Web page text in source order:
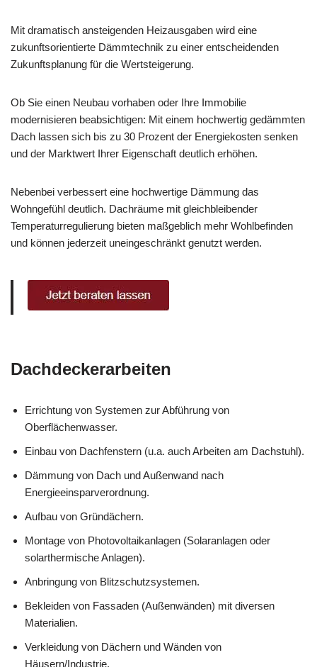
Mit dramatisch ansteigenden Heizausgaben wird eine
zukunftsorientierte Dämmtechnik zu einer entscheidenden
Zukunftsplanung für die Wertsteigerung.
Ob Sie einen Neubau vorhaben oder Ihre Immobilie
modernisieren beabsichtigen: Mit einem hochwertig gedämmten
Dach lassen sich bis zu 30 Prozent der Energiekosten senken
und der Marktwert Ihrer Eigenschaft deutlich erhöhen.
Nebenbei verbessert eine hochwertige Dämmung das
Wohngefühl deutlich. Dachräume mit gleichbleibender
Temperaturregulierung bieten maßgeblich mehr Wohlbefinden
und können jederzeit uneingeschränkt genutzt werden.
Dachdeckerarbeiten
Errichtung von Systemen zur Abführung von
Oberflächenwasser.
Einbau von Dachfenstern (u.a. auch Arbeiten am Dachstuhl).
Dämmung von Dach und Außenwand nach
Energieeinsparverordnung.
Aufbau von Gründächern.
Montage von Photovoltaikanlagen (Solaranlagen oder
solarthermische Anlagen).
Anbringung von Blitzschutzsystemen.
Bekleiden von Fassaden (Außenwänden) mit diversen
Materialien.
Verkleidung von Dächern und Wänden von
Häusern/Industrie.